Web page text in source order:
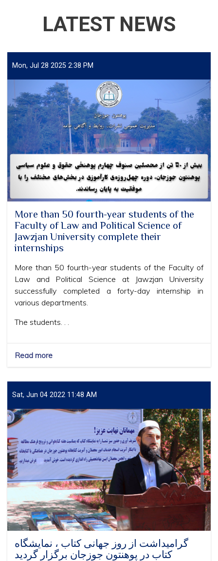
LATEST NEWS
Mon, Jul 28 2025 2:38 PM
More than 50 fourth-year students of the
Faculty of Law and Political Science of
Jawzjan University complete their
internships
More than 50 fourth-year students of the Faculty of
Law and Political Science at Jawzjan University
successfully completed a forty-day internship in
various departments.
The students. . .
Read more
More
50
fourth-
students
Faculty
of
Law
Political
Science
of
Jawzjan
University
complete
internships
Sat, Jun 04 2022 11:48 AM
گرامیداشت از روز جهانی کتاب ، نمایشگاه
کتاب در پوهنتون جوزجان برگزار گردید